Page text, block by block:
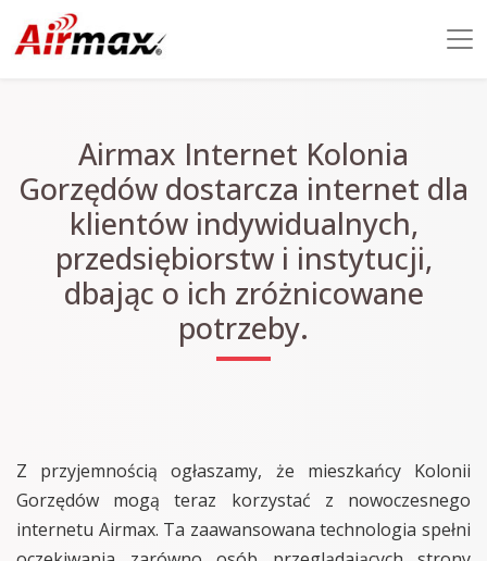
Airmax Internet Kolonia
Gorzędów dostarcza internet dla
klientów indywidualnych,
przedsiębiorstw i instytucji,
dbając o ich zróżnicowane
potrzeby.
Z przyjemnością ogłaszamy, że mieszkańcy Kolonii
Gorzędów mogą teraz korzystać z nowoczesnego
internetu Airmax. Ta zaawansowana technologia spełni